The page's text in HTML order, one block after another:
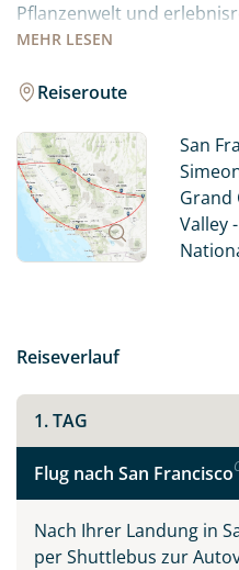
MEHR LESEN
Pflanzenwelt und
Golden Gate Bridge oder
unserer Reise erleben Sie
Städten San Francisco,
kombiniert mit den
und den Nationalparks
Death Valley. Also: Worauf
West!“
eigene Art sehenswert. So
neben den Cable Cars
Gefängnisinsel Alcatraz
Vergangenheit, während
Hollywood die Schönen
Hand geben, und in den
den Themenhotels am
auf eine Karte gesetzt
Reiseroute
San
Grand
Valley
Reiseverlauf
1. TAG
Flug nach San Francisco
Nach Ihrer Landung in
per Shuttlebus zur